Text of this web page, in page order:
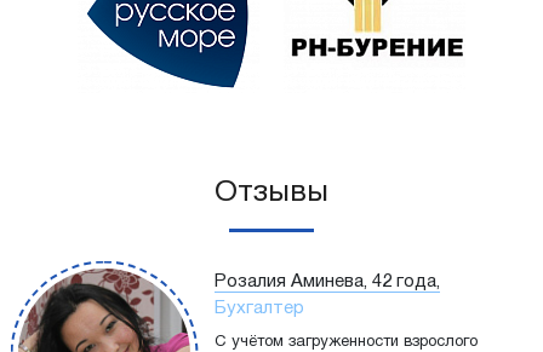
Отзывы
Розалия Аминева, 42 года,
Бухгалтер
С учётом загруженности взрослого